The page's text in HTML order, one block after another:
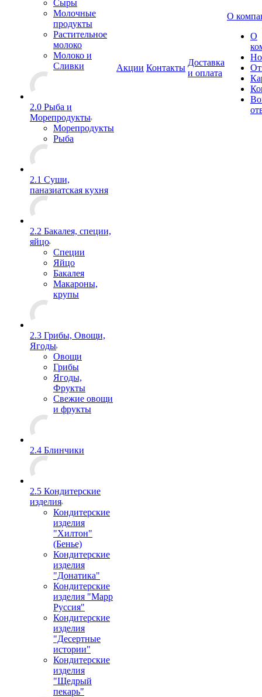
Сыры
Молочные
продукты
Растительное
молоко
Молоко и
Сливки
2.0 Рыба и
Морепродукты
Морепродукты
Рыба
2.1 Суши,
паназиатская кухня
2.2 Бакалея, специи,
яйцо
Специи
Яйцо
Бакалея
Макароны,
крупы
2.3 Грибы, Овощи,
Ягоды
Овощи
Грибы
Ягоды,
Фрукты
Свежие овощи
и фрукты
2.4 Блинчики
2.5 Кондитерские
изделия
Кондитерские
изделия
"Хилтон"
(Бенье)
Кондитерские
изделия
"Донатика"
Кондитерские
изделия "Марр
Руссия"
Кондитерские
изделия
"Десертные
истории"
Кондитерские
изделия
"Щедрый
пекарь"
Акции Контакты
Доставка
и оплата
О
О